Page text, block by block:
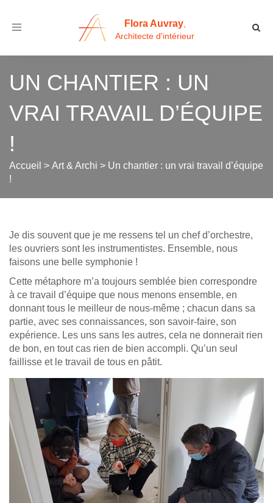
Toggle
Flora Auvray,
Architecte d'intérieur
UN CHANTIER : UN
VRAI TRAVAIL D’ÉQUIPE
!
Accueil > Art & Archi > Un chantier : un vrai travail d’équipe
!
Je dis souvent que je me ressens tel un chef d’orchestre,
les ouvriers sont les instrumentistes. Ensemble, nous
faisons une belle symphonie !
Cette métaphore m’a toujours semblée bien correspondre
à ce travail d’équipe que nous menons ensemble, en
donnant tous le meilleur de nous-même ; chacun dans sa
partie, avec ses connaissances, son savoir-faire, son
expérience. Les uns sans les autres, cela ne donnerait rien
de bon, en tout cas rien de bien accompli. Qu’un seul
faillisse et le travail de tous en pâtit.